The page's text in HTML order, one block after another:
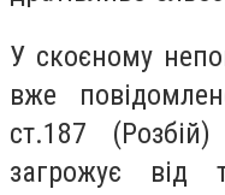
У скоєному
вже
ст.187
загрожує від